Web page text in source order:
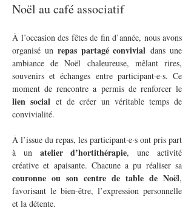
Noël au café associatif
À l’occasion des fêtes de fin d’année, nous avons
organisé un repas partagé convivial dans une
ambiance de Noël chaleureuse, mêlant rires,
souvenirs et échanges entre participant·e·s. Ce
lien social et de créer un véritable temps de
convivialité.
À l’issue du repas, les participant·e·s ont pris part
à un atelier d’hortithérapie, une activité
couronne ou son centre de table de Noël,
favorisant le bien-être, l’expression personnelle
et la détente.